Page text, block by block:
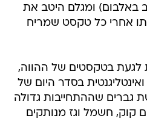
באלבום) ומגלם היטב את
אחרי כל טקסט שמריח
לגעת בטקסטים של ההווה,
בסדר היום של
גברים שההתחייבות גדולה
קוק, חשמל וגז מנותקים